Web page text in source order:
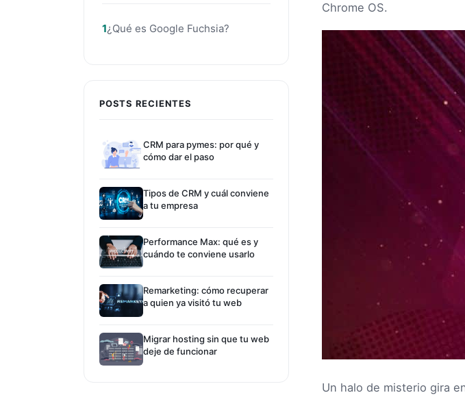
¿Qué es Google Fuchsia?
POSTS RECIENTES
CRM para pymes: por qué y
cómo dar el paso
Tipos de CRM y cuál conviene
a tu empresa
Performance Max: qué es y
cuándo te conviene usarlo
Remarketing: cómo recuperar
a quien ya visitó tu web
Migrar hosting sin que tu web
deje de funcionar
Chrome OS.
Un halo de misterio gira